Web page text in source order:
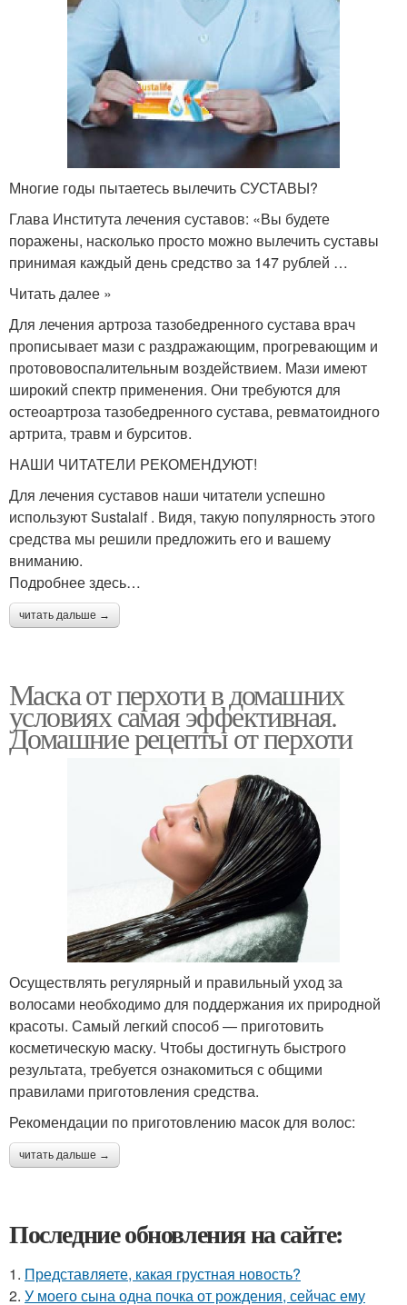
Многие годы пытаетесь вылечить СУСТАВЫ?
Глава Института лечения суставов: «Вы будете
поражены, насколько просто можно вылечить суставы
принимая каждый день средство за 147 рублей …
Читать далее »
Для лечения артроза тазобедренного сустава врач
прописывает мази с раздражающим, прогревающим и
протововоспалительным воздействием. Мази имеют
широкий спектр применения. Они требуются для
остеоартроза тазобедренного сустава, ревматоидного
артрита, травм и бурситов.
НАШИ ЧИТАТЕЛИ РЕКОМЕНДУЮТ!
Для лечения суставов наши читатели успешно
используют Sustalaif . Видя, такую популярность этого
средства мы решили предложить его и вашему
вниманию.
Подробнее здесь…
читать дальше →
Маска от перхоти в домашних
условиях самая эффективная.
Домашние рецепты от перхоти
Осуществлять регулярный и правильный уход за
волосами необходимо для поддержания их природной
красоты. Самый легкий способ — приготовить
косметическую маску. Чтобы достигнуть быстрого
результата, требуется ознакомиться с общими
правилами приготовления средства.
Рекомендации по приготовлению масок для волос:
читать дальше →
Последние обновления на сайте:
1. Представляете, какая грустная новость?
2. У моего сына одна почка от рождения, сейчас ему